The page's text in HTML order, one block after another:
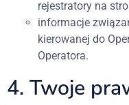
rejestratory na
informacje
kierowanej do
Operatora.
4. Twoje